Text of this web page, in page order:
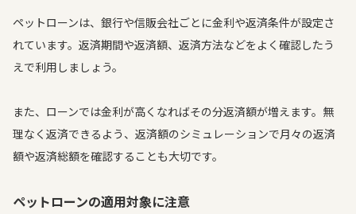
ペットローンは、銀行や信販会社ごとに金利や返済条件が設定さ
れています。返済期間や返済額、返済方法などをよく確認したう
えで利用しましょう。
また、ローンでは金利が高くなればその分返済額が増えます。無
理なく返済できるよう、返済額のシミュレーションで月々の返済
額や返済総額を確認することも大切です。
ペットローンの適用対象に注意